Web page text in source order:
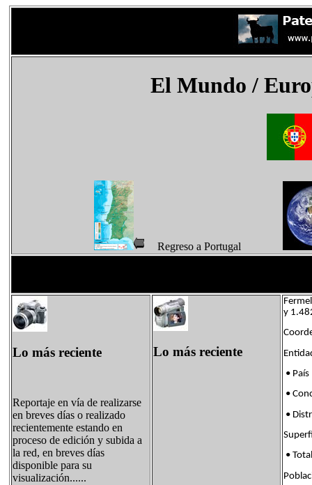
El Mundo/
Regreso a Portugal
Lo más reciente
Reportaje en vía de realizarse
en breves días o realizado
recientemente estando en
proceso de edición y subida a
la red, en breves días
disponible para su
visualización......
Lo más reciente
y
•
•
•
•